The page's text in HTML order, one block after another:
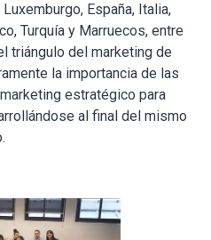
España, Italia,
Turquía y Marruecos, entre
triángulo del marketing de
la importancia de las
estratégico para
al final del mismo